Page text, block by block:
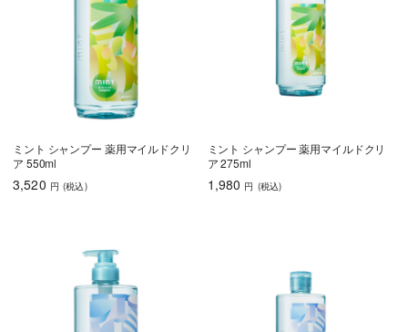
ミント シャンプー 薬用マイルドクリ
ア 550ml
3,520 円 (税込)
ミント シャンプー 薬用マイルドクリ
ア 275ml
1,980 円 (税込)